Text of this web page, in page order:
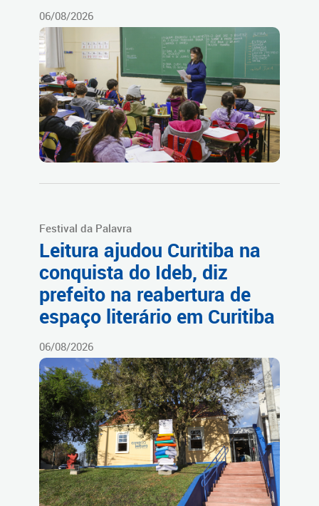
06/08/2026
Festival da Palavra
Leitura ajudou Curitiba na
conquista do Ideb, diz
prefeito na reabertura de
espaço literário em Curitiba
06/08/2026